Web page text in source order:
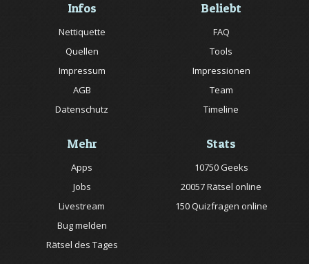
Infos
Nettiquette
Quellen
Impressum
AGB
Datenschutz
Beliebt
FAQ
Tools
Impressionen
Team
Timeline
Mehr
Apps
Jobs
Livestream
Bug melden
Rätsel des Tages
Stats
10750 Geeks
20057 Rätsel online
150 Quizfragen online